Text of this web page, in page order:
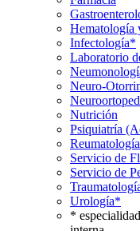
Hematología
Infectología*
Laboratorio
Neuro-
Nutrición
Psiquiatría
Reumatología
Servicio de
Servicio de
Urología*
*